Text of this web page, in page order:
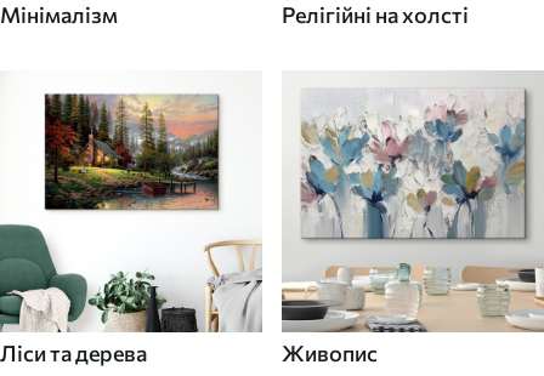
Мінімалізм Релігійні на холсті
Ліси та дерева Живопис